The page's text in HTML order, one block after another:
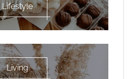
Lifestyle
Living